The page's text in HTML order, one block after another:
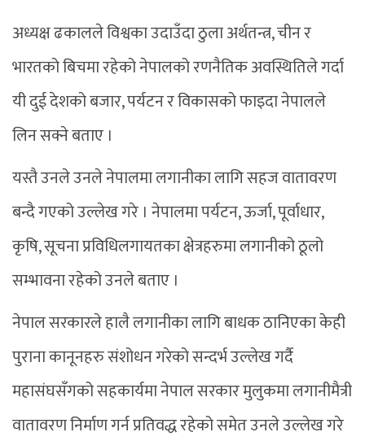
अध्यक्ष ढकालले विश्वका उदाउँदा ठुला अर्थतन्त्र, चीन र
भारतको बिचमा रहेको नेपालको रणनैतिक अवस्थितिले गर्दा
यी दुई देशको बजार, पर्यटन र विकासको फाइदा नेपालले
लिन सक्ने बताए ।
यस्तै उनले उनले नेपालमा लगानीका लागि सहज वातावरण
बन्दै गएको उल्लेख गरे । नेपालमा पर्यटन, ऊर्जा, पूर्वाधार,
कृषि, सूचना प्रविधिलगायतका क्षेत्रहरुमा लगानीको ठूलो
सम्भावना रहेको उनले बताए ।
नेपाल सरकारले हालै लगानीका लागि बाधक ठानिएका केही
पुराना कानूनहरु संशोधन गरेको सन्दर्भ उल्लेख गर्दै
महासंघसँगको सहकार्यमा नेपाल सरकार मुलुकमा लगानीमैत्री
वातावरण निर्माण गर्न प्रतिवद्ध रहेको समेत उनले उल्लेख गरे